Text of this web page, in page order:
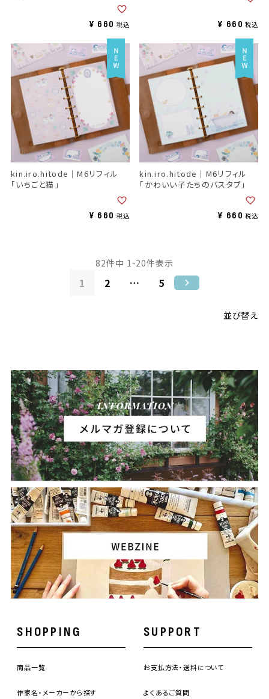
¥ 660 税込 ¥ 660 税込
kin.iro.hitode｜M6リフィル
「いちごと猫」
¥ 660 税込
kin.iro.hitode｜M6リフィル
「かわいい子たちのバスタブ」
¥ 660 税込
並び替え
82件中 1 -20件表示
1 2 … 5
SHOPPING
商品一覧
作家名・メーカーから探す
SUPPORT
お支払方法・送料について
よくあるご質問